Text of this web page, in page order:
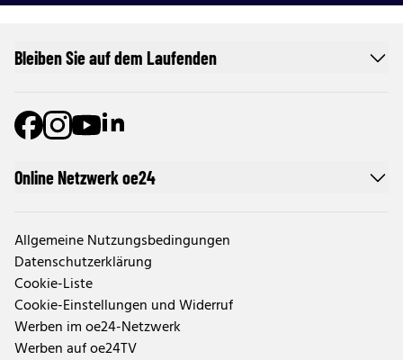
Online Netzwerk oe24
Allgemeine Nutzungsbedingungen
Datenschutzerklärung
Cookie-Liste
Cookie-Einstellungen und Widerruf
Werben im oe24-Netzwerk
Werben auf oe24TV
Bleiben Sie auf dem Laufenden